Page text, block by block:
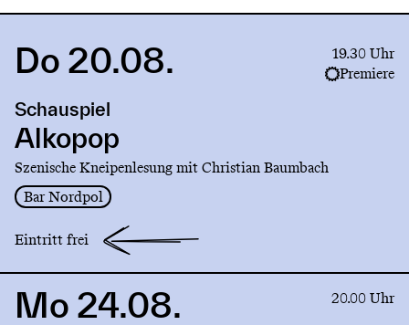
Link
Alkopop
Do 20.08.
19.30 Uhr
Premiere
Schauspiel
Alkopop
Szenische Kneipenlesung mit Christian Baumbach
Bar Nordpol
Eintritt frei
LinkMo 24.08. 20.00 Uhr